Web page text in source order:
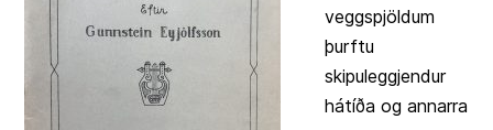
veggspjöldum
þurftu
skipuleggjendur
hátíða og annarra